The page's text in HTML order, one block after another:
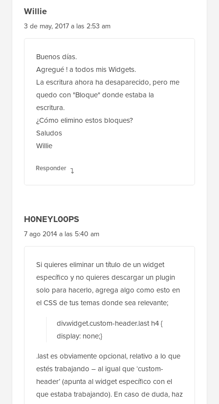
Willie
3 de may, 2017 a las 2:53 am
Buenos días.
Agregué ! a todos mis Widgets.
La escritura ahora ha desaparecido, pero me
quedo con "Bloque" donde estaba la
escritura.
¿Cómo elimino estos bloques?
Saludos
Willie
Responder
H0NEYL00PS
7 ago 2014 a las 5:40 am
Si quieres eliminar un título de un widget
específico y no quieres descargar un plugin
solo para hacerlo, agrega algo como esto en
el CSS de tus temas donde sea relevante;
div.widget.custom-header.last h4 {
display: none;}
.last es obviamente opcional, relativo a lo que
estés trabajando – al igual que ‘custom-
header’ (apunta al widget específico con el
que estaba trabajando). En caso de duda, haz